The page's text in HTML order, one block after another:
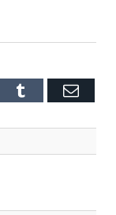
Tumblr Email